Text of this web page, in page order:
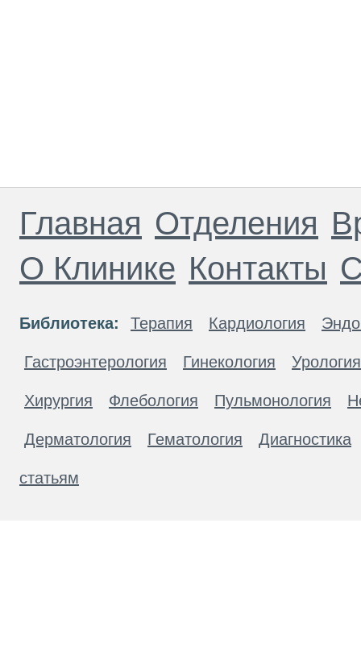
Главная Отделения
О Клинике Контакты
Библиотека: Терапия Кардиология
Гастроэнтерология Гинекология Урология
Хирургия Флебология Пульмонология
Дерматология Гематология Диагностика
статьям